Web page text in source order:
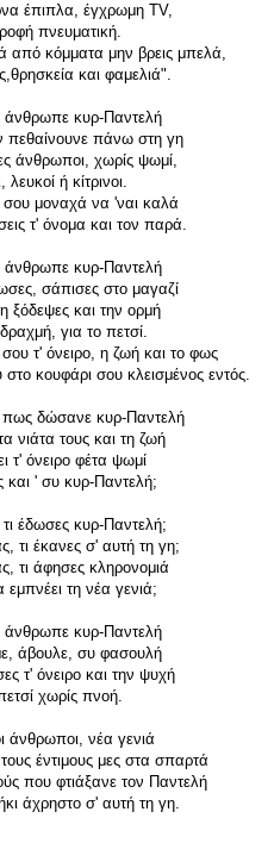
έπιπλα, έγχρωμη TV,
πνευματική.
από κόμματα μην βρεις μπελά,
και φαμελιά".
άνθρωπε κυρ-Παντελή
πεθαίνουνε πάνω στη γη
άνθρωποι, χωρίς ψωμί,
λευκοί ή κίτρινοι.
σου μοναχά να 'ναι καλά
τ' όνομα και τον παρά.
άνθρωπε κυρ-Παντελή
σάπισες στο μαγαζί
ξόδεψες και την ορμή
για το πετσί.
τ' όνειρο, η ζωή και το φως
κουφάρι σου κλεισμένος εντός.
πως δώσανε κυρ-Παντελή
νιάτα τους και τη ζωή
τ' όνειρο φέτα ψωμί
και ' συ κυρ-Παντελή;
τι έδωσες κυρ-Παντελή;
τι έκανες σ' αυτή τη γη;
τι άφησες κληρονομιά
τη νέα γενιά;
άνθρωπε κυρ-Παντελή
άβουλε, συ φασουλή
τ' όνειρο και την ψυχή
χωρίς πνοή.
άνθρωποι, νέα γενιά
έντιμους μες στα σπαρτά
που φτιάξανε τον Παντελή
άχρηστο σ' αυτή τη γη.